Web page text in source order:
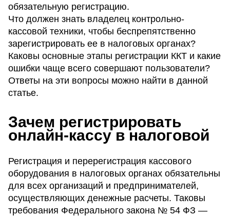
обязательную регистрацию.
Что должен знать владелец контрольно-
кассовой техники, чтобы беспрепятственно
зарегистрировать ее в налоговых органах?
Каковы основные этапы регистрации ККТ и какие
ошибки чаще всего совершают пользователи?
Ответы на эти вопросы можно найти в данной
статье.
Зачем регистрировать
онлайн-кассу в налоговой
Регистрация и перерегистрация кассового
оборудования в налоговых органах обязательны
для всех организаций и предпринимателей,
осуществляющих денежные расчеты. Таковы
требования Федерального закона № 54 ФЗ —